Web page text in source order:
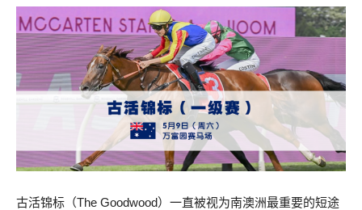
古活锦标（The Goodwood）一直被视为南澳洲最重要的短途